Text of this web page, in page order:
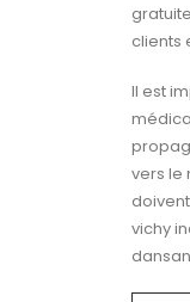
clients
Il est
vers le
vichy